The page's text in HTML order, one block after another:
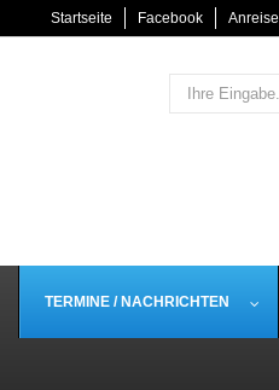
Startseite Facebook Anreise
TERMINE / NACHRICHTEN